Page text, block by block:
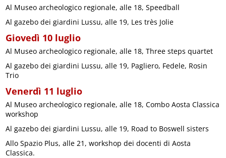
Al Museo archeologico regionale, alle 18, Speedball
Al gazebo dei giardini Lussu, alle 19, Les très Jolie
Giovedì 10 luglio
Al Museo archeologico regionale, alle 18, Three steps quartet
Al gazebo dei giardini Lussu, alle 19, Pagliero, Fedele, Rosin
Trio
Venerdì 11 luglio
Al Museo archeologico regionale, alle 18, Combo Aosta Classica
workshop
Al gazebo dei giardini Lussu, alle 19, Road to Boswell sisters
Allo Spazio Plus, alle 21, workshop dei docenti di Aosta
Classica.